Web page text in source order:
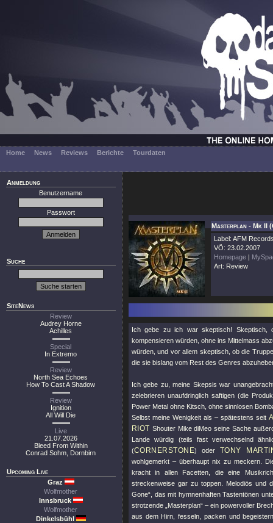
Home News Reviews Berichte Tourdaten
Anmeldung
Benutzername
Passwort
Suche
SiteNews
Review
Audrey Horne
Achilles
Special
In Extremo
Review
North Sea Echoes
How To Cast A Shadow
Review
Ignition
All Will Die
Live
21.07.2026
Bleed From Within
Conrad Sohm, Dornbirn
Upcoming Live
Graz
Wolfmother
Innsbruck
Wolfmother
Dinkelsbühl
Masterplan - Mk II
Label: AFM
VÖ: 23.02.2007
Homepage |
Art: Review
Ich gebe zu ich war skeptisch!
kompensieren würden, ohne ins Mittelmass
würden, und vor allem skeptisch, ob die
die sie bislang vom Rest des Genres
Ich gebe zu, meine Skepsis war
zelebrieren unaufdringlich saftigen (die
Power Metal ohne Kitsch, ohne sinnlosen
Selbst meine Wenigkeit als – spätestens seit
RIOT Shouter Mike diMeo seine Sache
Lande würdig (teils fast verwechselnd
(CORNERSTONE) oder TONY
wohlgemerkt – überhaupt nix zu meckern.
kracht in allen Facetten, die eine
streckenweise gar zu toppen. Melodiös und
Gone“, das mit hymnenhaften Tastentönen
strotzende „Masterplan“ – ein powervoller
aus dem Hirn, fesseln, packen und